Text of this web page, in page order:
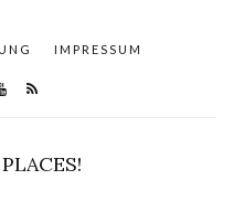
IMPRESSUM